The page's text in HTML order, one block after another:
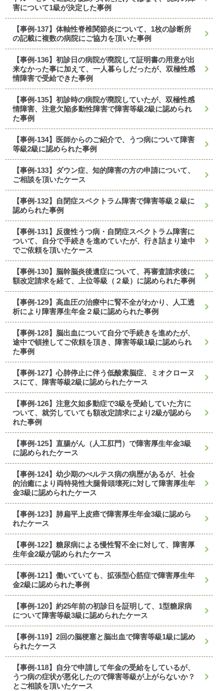
害について1級が決定した事例
【事例-137】体軸性脊椎関節炎について、1枚の診断所
の記載に複数の病院にご協力を頂いた事例
【事例-136】初診日の病院が廃院して証明書の用意が出
来なかった事に加えて、一人暮らしだったが、双極性感
情障害で受給できた事例
【事例-135】初診時の病院が廃院していたが、双極性感
情障害、注意欠陥多動性障害で障害等級2級に認められ
た事例
【事例-134】医師からのご紹介で、うつ病について障害
等級2級に認められた事例
【事例-133】ダウン症、知的障害の方の申請について、
ご相談を頂いたケース
【事例-132】自閉症スペクトラム障害で障害等級２級に
認められた事例
【事例-131】反復性うつ病・自閉症スペクトラム障害に
ついて、自分で手続きを進めていたが、行き詰まり途中
でご依頼を頂いたケース
【事例-130】脳幹脳炎後遺症について、再審査請求後に
額改定請求を経て、上位等級（２級）に認められた事例
【事例-129】高血圧の治療中に腎不全がわかり、人工透
析により障害厚生年金２級に認められた事例
【事例-128】脳出血について自分で手続きを進めたが、
途中で頓挫してご依頼を頂き、障害等級1級に認められ
た事例
【事例-127】心肺停止に伴う低酸素脳症、ミオクローヌ
スにて、障害等級2級に認められたケース
【事例-126】注意欠如多動症で3級を受給していた方に
ついて、就労していても額改定請求により2級が認めら
れた事例
【事例-125】直腸がん（人工肛門）で障害厚生年金3級
に認められたケース
【事例-124】幼少期のぺルテス病の病歴があるが、社会
的治癒により両特発性大腿骨頭壊死に対して障害厚生年
金3級に認められたケース
【事例-123】肺扁平上皮癌で障害厚生年金3級に認めら
れたケース
【事例-122】糖尿病による慢性腎不全に対して、障害厚
生年金2級が認められたケース
【事例-121】働いていても、拡張型心筋症で障害厚生年
金2級に認められた事例
【事例-120】約25年前の初診日を証明して、1型糖尿病
について障害等級3級に認められたケース
【事例-119】2回の脳梗塞と脳出血で障害等級1級に認め
られたケース
【事例-118】自分で申請して年金の受給をしているが、
うつ病の症状が悪化したので障害等級が上がらないか？
とご相談を頂いたケース